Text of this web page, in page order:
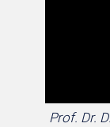
Prof. Dr.